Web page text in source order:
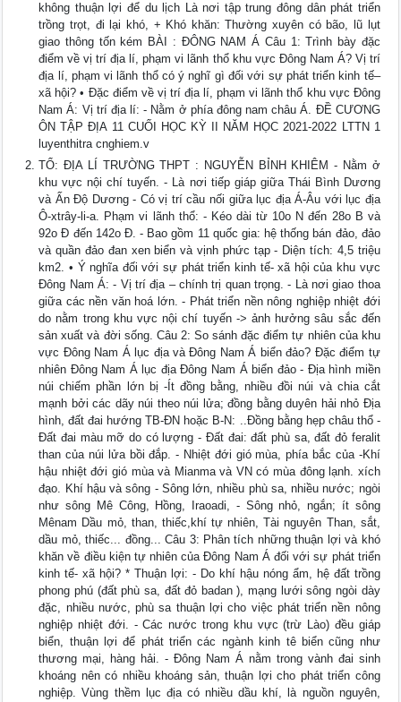
không thuận lợi để du lịch Là nơi tập trung đông dân phát triển
trồng trọt, đi lại khó, + Khó khăn: Thường xuyên có bão, lũ lụt
giao thông tốn kém BÀI : ĐÔNG NAM Á Câu 1: Trình bày đặc
điểm về vị trí địa lí, phạm vi lãnh thổ khu vực Đông Nam Á? Vị trí
địa lí, phạm vi lãnh thổ có ý nghĩ gì đối với sự phát triển kinh tế–
xã hội? • Đặc điểm về vị trí địa lí, phạm vi lãnh thổ khu vực Đông
Nam Á: Vị trí địa lí: - Nằm ở phía đông nam châu Á. ĐỀ CƯƠNG
ÔN TẬP ĐỊA 11 CUỐI HỌC KỲ II NĂM HỌC 2021-2022 LTTN 1
luyenthitra cnghiem.v
TỔ: ĐỊA LÍ TRƯỜNG THPT : NGUYỄN BỈNH KHIÊM - Nằm ở
khu vực nội chí tuyến. - Là nơi tiếp giáp giữa Thái Bình Dương
và Ấn Độ Dương - Có vị trí cầu nối giữa lục địa Á-Âu với lục địa
Ô-xtrây-li-a. Phạm vi lãnh thổ: - Kéo dài từ 10o N đến 28o B và
92o Đ đến 142o Đ. - Bao gồm 11 quốc gia: hệ thống bán đảo, đảo
và quần đảo đan xen biển và vịnh phức tạp - Diện tích: 4,5 triệu
km2. • Ý nghĩa đối với sự phát triển kinh tế- xã hội của khu vực
Đông Nam Á: - Vị trí địa – chính trị quan trọng. - Là nơi giao thoa
giữa các nền văn hoá lớn. - Phát triển nền nông nghiệp nhiệt đới
do nằm trong khu vực nội chí tuyến -> ảnh hưởng sâu sắc đến
sản xuất và đời sống. Câu 2: So sánh đặc điểm tự nhiên của khu
vực Đông Nam Á lục địa và Đông Nam Á biển đảo? Đặc điểm tự
nhiên Đông Nam Á lục địa Đông Nam Á biển đảo - Địa hình miền
núi chiếm phần lớn bị -Ít đồng bằng, nhiều đồi núi và chia cắt
mạnh bởi các dãy núi theo núi lửa; đồng bằng duyên hải nhỏ Địa
hình, đất đai hướng TB-ĐN hoặc B-N: ..Đồng bằng hẹp châu thổ -
Đất đai màu mỡ do có lượng - Đất đai: đất phù sa, đất đỏ feralit
than của núi lửa bồi đắp. - Nhiệt đới gió mùa, phía bắc của -Khí
hậu nhiệt đới gió mùa và Mianma và VN có mùa đông lạnh. xích
đạo. Khí hậu và sông - Sông lớn, nhiều phù sa, nhiều nước; ngòi
như sông Mê Công, Hồng, Iraoadi, - Sông nhỏ, ngắn; ít sông
Mênam Dầu mỏ, than, thiếc,khí tự nhiên, Tài nguyên Than, sắt,
dầu mỏ, thiếc... đồng... Câu 3: Phân tích những thuận lợi và khó
khăn về điều kiện tự nhiên của Đông Nam Á đối với sự phát triển
kinh tế- xã hội? * Thuận lợi: - Do khí hậu nóng ẩm, hệ đất trồng
phong phú (đất phù sa, đất đỏ badan ), mạng lưới sông ngòi dày
đặc, nhiều nước, phù sa thuận lợi cho việc phát triển nền nông
nghiệp nhiệt đới. - Các nước trong khu vực (trừ Lào) đều giáp
biển, thuận lợi để phát triển các ngành kinh tê biển cũng như
thương mại, hàng hải. - Đông Nam Á nằm trong vành đai sinh
khoáng nên có nhiều khoáng sản, thuận lợi cho phát triển công
nghiệp. Vùng thềm lục địa có nhiều dầu khí, là nguồn nguyên,